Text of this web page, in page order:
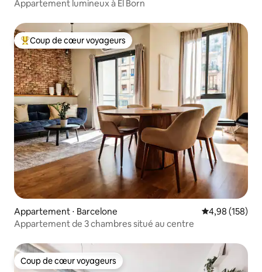
Appartement lumineux à El Born
Coups de cœur voyageurs les plus appréciés
Coup de cœur voyageurs
Appartement ⋅ Barcelone Évaluation
4,98 (158)
Appartement de 3 chambres situé au centre
Coup de cœur voyageurs
Coup de cœur voyageurs